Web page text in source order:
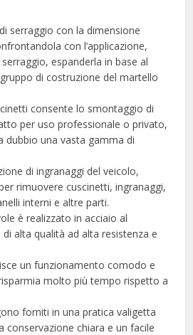
serraggio con la dimensione
con l’applicazione,
espanderla in base al
di costruzione del martello
consente lo smontaggio di
per uso professionale o privato,
dubbio una vasta gamma di
di ingranaggi del veicolo,
rimuovere cuscinetti, ingranaggi,
interni e altre parti.
è realizzato in acciaio al
alta qualità ad alta resistenza e
un funzionamento comodo e
molto più tempo rispetto a
forniti in una pratica valigetta
conservazione chiara e un facile